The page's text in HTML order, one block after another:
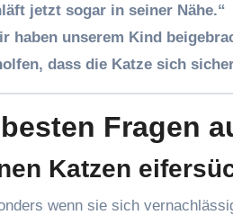
jetzt sogar in seiner Nähe.“
haben unserem Kind
dass die Katze sich
Fragen
Katzen
wenn sie sich